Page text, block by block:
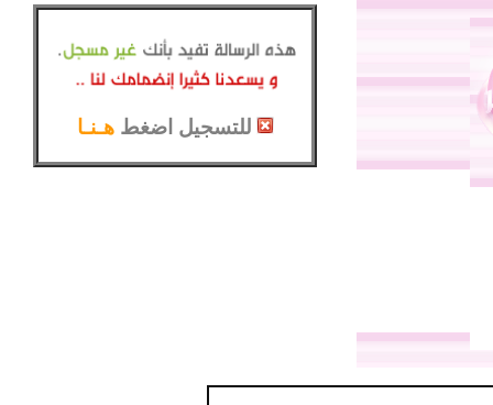
للتسجيل اضغط هـنـا